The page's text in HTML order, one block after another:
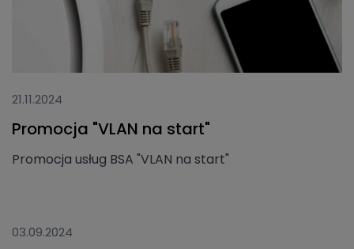
21.11.2024
Promocja "VLAN na start"
Promocja usług BSA "VLAN na start"
03.09.2024